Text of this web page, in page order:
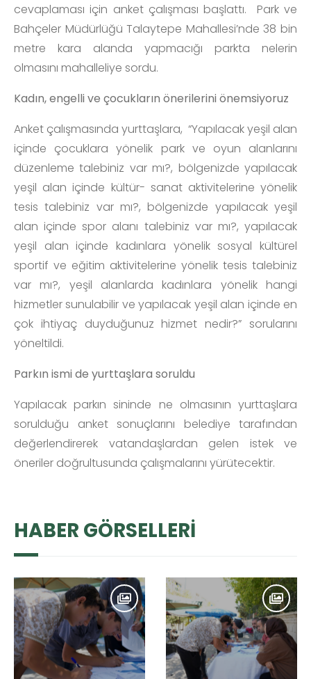
cevaplaması için anket çalışması başlattı. Park ve
Bahçeler Müdürlüğü Talaytepe Mahallesi’nde 38 bin
metre kara alanda yapmacığı parkta nelerin
olmasını mahalleliye sordu.
Kadın, engelli ve çocukların önerilerini önemsiyoruz
Anket çalışmasında yurttaşlara, “Yapılacak yeşil alan
içinde çocuklara yönelik park ve oyun alanlarını
düzenleme talebiniz var mı?, bölgenizde yapılacak
yeşil alan içinde kültür- sanat aktivitelerine yönelik
tesis talebiniz var mı?, bölgenizde yapılacak yeşil
alan içinde spor alanı talebiniz var mı?, yapılacak
yeşil alan içinde kadınlara yönelik sosyal kültürel
sportif ve eğitim aktivitelerine yönelik tesis talebiniz
var mı?, yeşil alanlarda kadınlara yönelik hangi
hizmetler sunulabilir ve yapılacak yeşil alan içinde en
çok ihtiyaç duyduğunuz hizmet nedir?” sorularını
yöneltildi.
Parkın ismi de yurttaşlara soruldu
Yapılacak parkın sininde ne olmasının yurttaşlara
sorulduğu anket sonuçlarını belediye tarafından
değerlendirerek vatandaşlardan gelen istek ve
öneriler doğrultusunda çalışmalarını yürütecektir.
HABER GÖRSELLERİ